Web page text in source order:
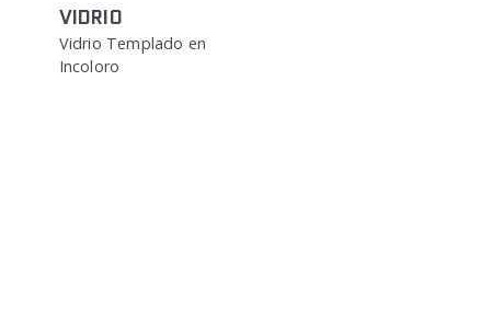
VIDRIO
Vidrio Templado en
Incoloro